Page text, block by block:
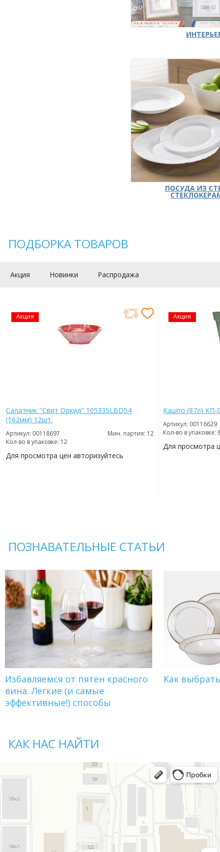
ПОСУДА ИЗ
ПОДБОРКА ТОВАРОВ
Акция Новинки Распродажа
Акция
Салатник "Свит Оркид" 10533SLBD54
(162мм) 12шт.
Артикул: 00118697
Мин. партия: 12
Кол-во в упаковке: 12
Для просмотра цен авторизуйтесь
Акция
Кашпо (87л) КП-
Артикул: 00116629
Кол-во в упаковке:
Для просмотра
ПОЗНАВАТЕЛЬНЫЕ СТАТЬИ
Избавляемся от пятен красного
вина. Легкие (и самые
эффективные!) способы
Как
КАК НАС НАЙТИ